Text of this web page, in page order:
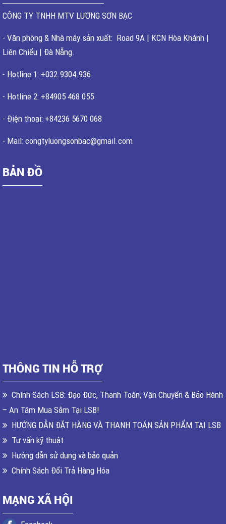
CÔNG TY TNHH MTV LƯƠNG SƠN BẠC
- Văn phòng & Nhà máy sản xuất: Road 9A | KCN Hòa Khánh |
Liên Chiểu | Đà Nẵng.
- Hotline 1: +032.9304.936
- Hotline 2: +84905 468 055
- Điện thoại: +84236 5670 068
- Mail: congtyluongsonbac@gmail.com
BẢN ĐỒ
THÔNG TIN HỖ TRỢ
Chính Sách LSB: Đạo Đức, Thanh Toán, Vận Chuyển & Bảo Hành
– An Tâm Mua Sắm Tại LSB!
HƯỚNG DẪN ĐẶT HÀNG VÀ THANH TOÁN SẢN PHẨM TẠI LSB
Tư vấn kỹ thuật
Hướng dẫn sử dụng và bảo quản
Chính Sách Đổi Trả Hàng Hóa
MẠNG XÃ HỘI